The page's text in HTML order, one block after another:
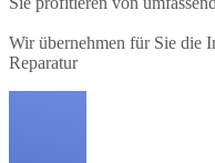
Wir übernehmen für Sie die
Reparatur